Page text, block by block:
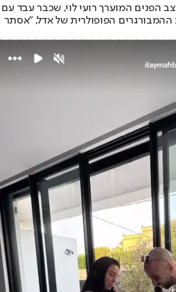
הפנים המוערך רועי לוי, שכבר עבד עם
הפופולרית של אדל, "אסתר